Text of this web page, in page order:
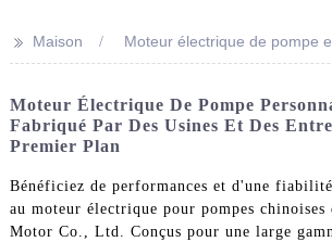
>> Maison Moteur électrique de pompe
Moteur Électrique De Pompe
Fabriqué Par Des Usines Et Des
Premier Plan
Bénéficiez de performances et d'une
au moteur électrique pour pompes
Motor Co., Ltd. Conçus pour une large